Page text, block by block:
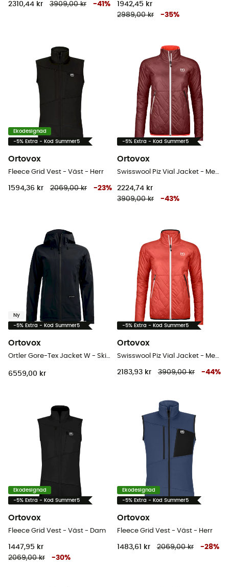
2310,44 kr 3909,00 kr -41 %
1942,45 kr
2989,00 kr
-35%
Ekodesignad
-5% Extra - Kod Summer5
Ortovox
Fleece Grid Vest - Väst - Herr
1594,36 kr 2069,00 kr -23%
-5% Extra - Kod Summer5
Ortovox
Swisswool Piz Vial Jacket - Merinojacka - Dam
2224,74 kr
3909,00 kr
-43%
Ny
-5% Extra - Kod Summer5
Ortovox
Ortler Gore-Tex Jacket W - Skidjacka - Dam
6559,00 kr
-5% Extra - Kod Summer5
Ortovox
Swisswool Piz Vial Jacket - Merinojacka - Dam
2183,93 kr 3909,00 kr -44%
Ekodesignad
-5% Extra - Kod Summer5
Ortovox
Fleece Grid Vest - Väst - Dam
1447,95 kr
2069,00 kr
-30%
Ekodesignad
-5% Extra - Kod Summer5
Ortovox
Fleece Grid Vest - Väst - Herr
1483,61 kr 2069,00 kr -28%